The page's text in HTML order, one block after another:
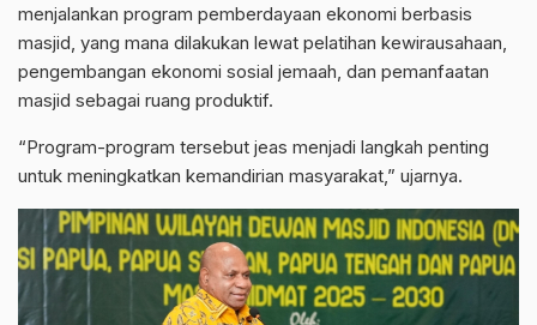
menjalankan program pemberdayaan ekonomi berbasis
masjid, yang mana dilakukan lewat pelatihan kewirausahaan,
pengembangan ekonomi sosial jemaah, dan pemanfaatan
masjid sebagai ruang produktif.
“Program-program tersebut jeas menjadi langkah penting
untuk meningkatkan kemandirian masyarakat,” ujarnya.